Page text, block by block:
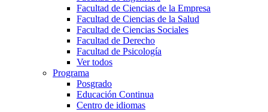
Facultad de Ciencias de la Empresa
Facultad de Ciencias de la Salud
Facultad de Ciencias Sociales
Facultad de Derecho
Facultad de Psicología
Ver todos
Programa
Posgrado
Educación Continua
Centro de idiomas